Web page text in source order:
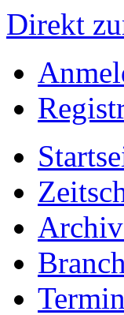
Direkt